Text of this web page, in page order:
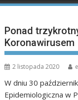
Ponad
Koronawirusem
2 listopada 2020
W dniu 30
Epidemiologiczna w